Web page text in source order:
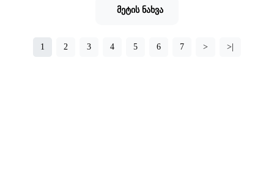
მეტის ნახვა
1 2 3 4 5 6 7 > >|